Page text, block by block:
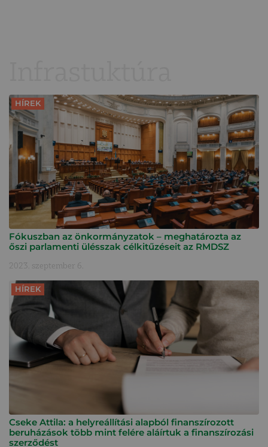
HÍREK
Fókuszban az önkormányzatok – meghatározta az
őszi parlamenti ülésszak célkitűzéseit az RMDSZ
2023. szeptember 6.
HÍREK
Cseke Attila: a helyreállítási alapból finanszírozott
beruházások több mint felére aláírtuk a finanszírozási
szerződést